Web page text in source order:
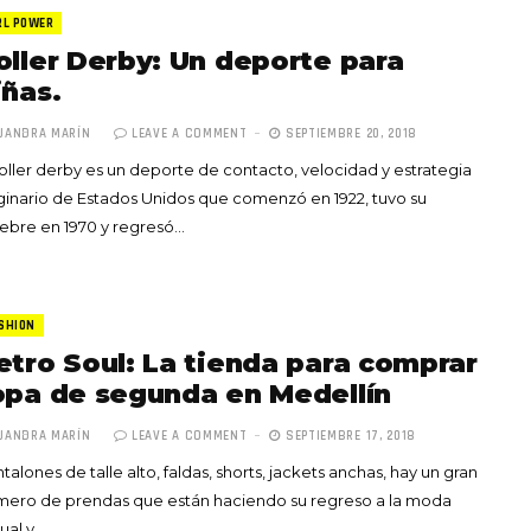
POWER
Derby: Un deporte para
MARÍN LEAVE A COMMENT SEPTIEMBRE 20, 2018
derby es un deporte de contacto, velocidad y estrategia
de Estados Unidos que comenzó en 1922, tuvo su
en 1970 y regresó…
Soul: La tienda para comprar
de segunda en Medellín
MARÍN LEAVE A COMMENT SEPTIEMBRE 17, 2018
de talle alto, faldas, shorts, jackets anchas, hay un gran
de prendas que están haciendo su regreso a la moda
el nuevo
de Hendrix y
himno por la
las mujeres
COMMENT FEBRERO 16, 2023
Totó la Momposina: el
MAYO 21, 2026